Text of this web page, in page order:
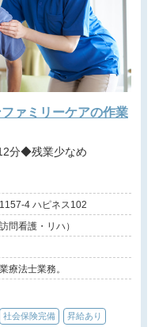
ァミリーケアの作業
！徒歩12分◆残業少なめ
4 ハピネス102
問看護・リハ）
療法士業務。
社会保険完備 昇給あり